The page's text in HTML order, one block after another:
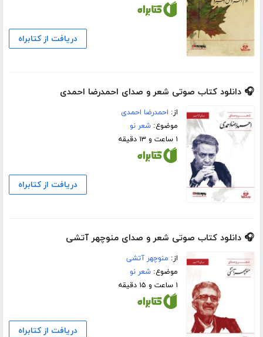
دریافت از کتابراه
🎧 دانلود کتاب صوتی شعر و صدای احمدرضا احمدی
از: احمدرضا احمدی
موضوع:شعر نو
۱ ساعت و ۱۳ دقیقه
دریافت از کتابراه
🎧 دانلود کتاب صوتی شعر و صدای منوچهر آتشی
از: منوچهر آتشی
موضوع:شعر نو
۱ ساعت و ۱۵ دقیقه
دریافت از کتابراه